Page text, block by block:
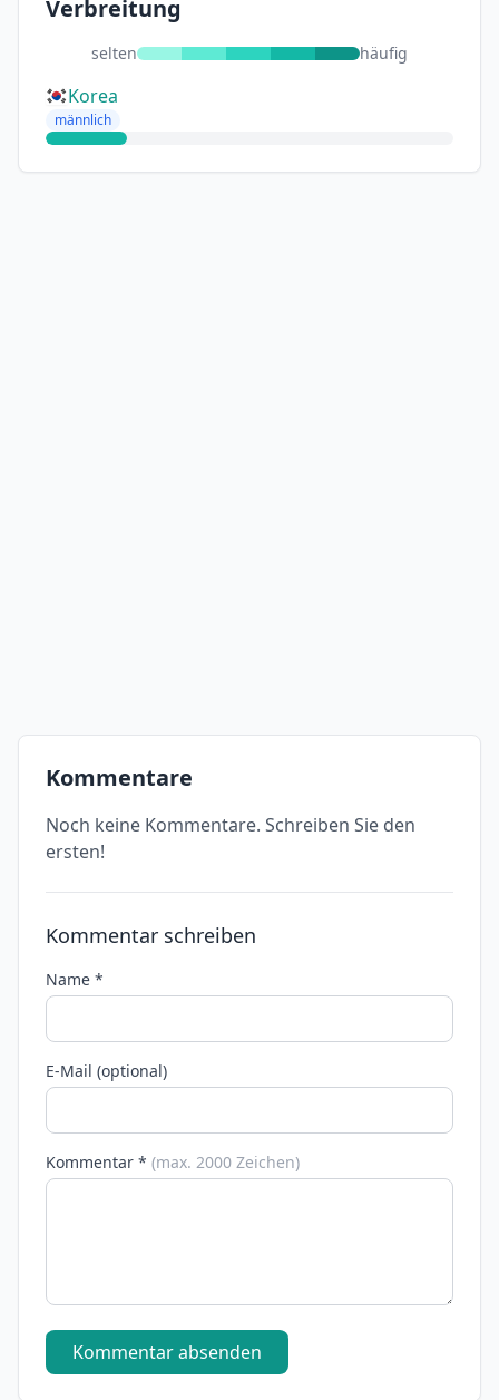
Verbreitung
selten häufig
Korea
männlich
Kommentare
Noch keine Kommentare. Schreiben Sie den
ersten!
Kommentar schreiben
Name *
E-Mail (optional)
Kommentar * (max. 2000 Zeichen)
Kommentar absenden